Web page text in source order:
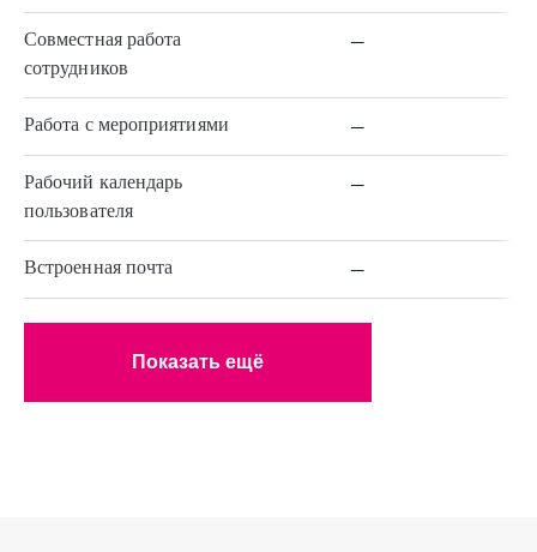
Совместная работа
сотрудников
–
Работа с мероприятиями –
Рабочий календарь
пользователя
–
Встроенная почта –
Показать ещё